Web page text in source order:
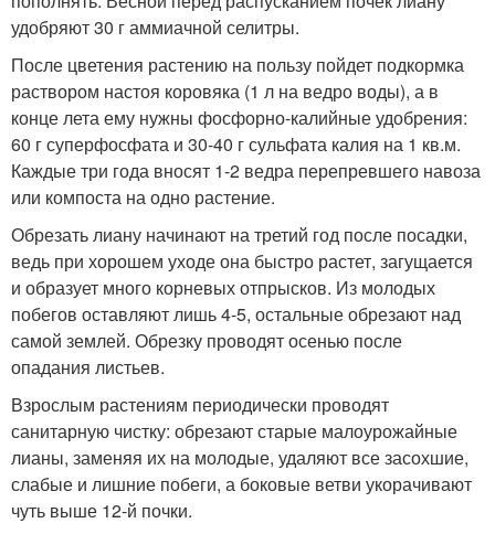
удобряют 30 г аммиачной селитры.
После цветения растению на пользу пойдет подкормка
раствором настоя коровяка (1 л на ведро воды), а в
конце лета ему нужны фосфорно-калийные удобрения:
60 г суперфосфата и 30-40 г сульфата калия на 1 кв.м.
Каждые три года вносят 1-2 ведра перепревшего навоза
или компоста на одно растение.
Обрезать лиану начинают на третий год после посадки,
ведь при хорошем уходе она быстро растет, загущается
и образует много корневых отпрысков. Из молодых
побегов оставляют лишь 4-5, остальные обрезают над
самой землей. Обрезку проводят осенью после
опадания листьев.
Взрослым растениям периодически проводят
санитарную чистку: обрезают старые малоурожайные
лианы, заменяя их на молодые, удаляют все засохшие,
слабые и лишние побеги, а боковые ветви укорачивают
чуть выше 12-й почки.